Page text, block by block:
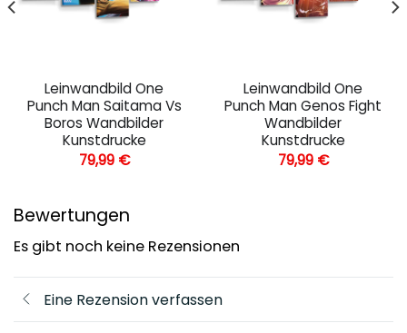
Leinwandbild One
Punch Man Saitama Vs
Boros Wandbilder
Kunstdrucke
79,99 €
Leinwandbild One
Punch Man Genos Fight
Wandbilder
Kunstdrucke
79,99 €
Bewertungen
Es gibt noch keine Rezensionen
Eine Rezension verfassen